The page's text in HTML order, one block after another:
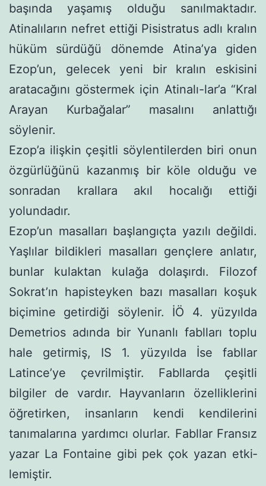
başında ya­şamış olduğu sanılmaktadır.
Atinalıların nefret ettiği Pisistratus adlı kralın
hüküm sürdüğü dönemde Atina’ya giden
Ezop’un, gelecek yeni bir kralın eskisini
aratacağını göstermek için Atinalı-lar’a “Kral
Arayan Kurbağalar” masalını anlattığı
söylenir.
Ezop’a ilişkin çeşitli söylentilerden biri onun
özgürlüğünü kazanmış bir köle olduğu ve
sonradan krallara akıl hocalığı ettiği
yolundadır.
Ezop’un masalları başlangıçta yazılı değildi.
Yaşlılar bildik­leri masalları gençlere anlatır,
bunlar kulaktan kulağa dolaşırdı. Filozof
Sokrat’ın hapisteyken bazı masalları koşuk
biçimine getir­diği söylenir. İÖ 4. yüzyılda
Demetrios adında bir Yunanlı fablları toplu
hale getirmiş, IS 1. yüzyılda İse fabllar
Latince’ye çevrilmiş­tir. Fabllarda çeşitli
bilgiler de vardır. Hayvanların özelliklerini
öğretirken, insanların kendi kendilerini
tanımalarına yardımcı olurlar. Fabllar Fransız
yazar La Fontaine gibi pek çok yazan etki­
lemiştir.